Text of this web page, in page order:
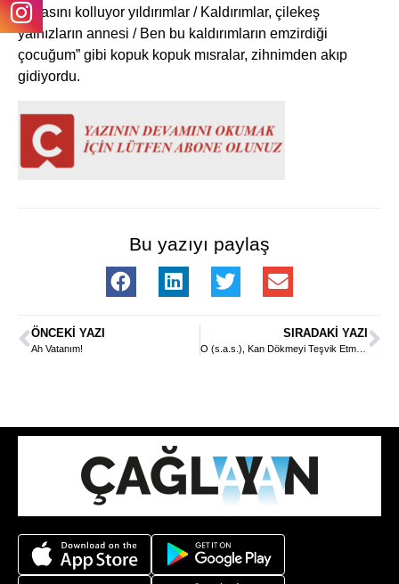
bacasını kolluyor yıldırımlar / Kaldırımlar, çilekeş
yalnızların annesi / Ben bu kaldırımların emzirdiği
çocuğum” gibi kopuk kopuk mısralar, zihnimden akıp
gidiyordu.
Bu yazıyı paylaş
ÖNCEKI YAZI
Ah Vatanım!
SIRADAKI YAZI
O (s.a.s.), Kan Dökmeyi Teşvik Etmedi